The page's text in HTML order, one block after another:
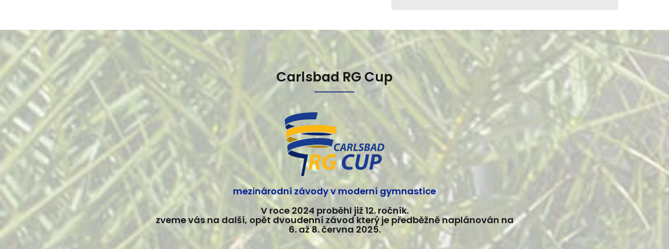
Carlsbad RG Cup
mezinárodní závody v moderní gymnastice
V roce 2024 proběhl již 12. ročník.
zveme vás na další, opět dvoudenní závod který je předběžně naplánován na
6. až 8. června 2025.